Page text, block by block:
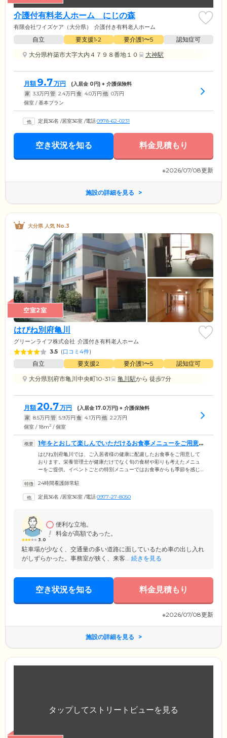
介護付有料老人ホーム にじの森
有限会社ワイズケア（大分県） 介護付き有料老人ホーム
自立 要支援1•2 要介護1〜5
認知症可
大分県杵築市大字大内４７９８番地１０
大神駅
月額 9.7万円 (入居金 0円) + 介護保険料
家 3.3万円 管 2.4万円 食 4.0万円 他 0万円
個室 / 基本プラン
定員36名 /居室36室 /電話0978-62-0231
空き状況を知る 料金見積もり
※2026/07/08更新
施設の詳細を見る
大分県 人気 No.3
空室2室
はぴね別府亀川
グリーンライフ株式会社 介護付き有料老人ホーム
3.5 (口コミ4件)
自立 要支援2 要介護1〜5
認知症可
大分県別府市亀川中央町10-31
亀川駅から 徒歩7分
月額20.7万円 (入居金17.0万円) + 介護保険料
家 8.5万円 管 5.9万円 食 4.1万円 他 2.2万円
個室 / 18m2 / 個室
1年をとおして楽しんでいただけるお食事メニューをご用意
しました
はぴね別府亀川では、ご入居者様の健康に配慮したお食事をご用意して
おります。栄養管理士が健康だけでなく旬の食材や彩りも考えたメニュ
ーをご提供。イベントごとの特別メニューではお食事からも季節を感じ
土用の丑の日にはうなぎを。季節感やイベントを大切にしております。
対応可能です。また、おやつの時間には季節に合わせて夏にはさっぱり
24時間看護師常駐
定員36名 /居室36室 /電話0977-27-8050
3.0
便利な立地。
料金が高額であった。
駐車場が少なく、交通量の多い道路に面しているため車の出し入れ
がしずらかった。事務室が狭く、来客... 続きを見る
空き状況を知る 料金見積もり
※2026/07/08更新
施設の詳細を見る